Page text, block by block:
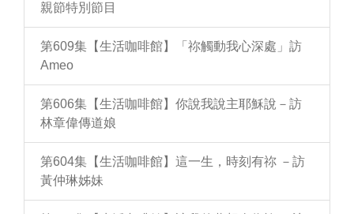
親節特別節目
第609集【生活咖啡館】「祢觸動我心深處」訪
Ameo
第606集【生活咖啡館】你說我說主耶穌說－訪
林章偉傳道娘
第604集【生活咖啡館】這一生，時刻有祢 －訪
黃仲琳姊妹